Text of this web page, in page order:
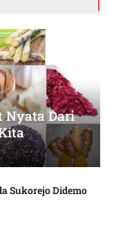
Nyata Dari
Sukorejo Didemo